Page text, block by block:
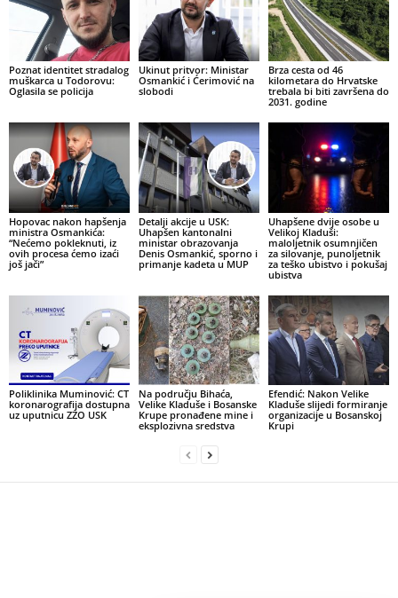
Poznat identitet stradalog
muškarca u Todorovu:
Oglasila se policija
Ukinut pritvor: Ministar
Osmankić i Ćerimović na
slobodi
Brza cesta od 46
kilometara do Hrvatske
trebala bi biti završena do
2031. godine
Hopovac nakon hapšenja
ministra Osmankića:
“Nećemo pokleknuti, iz
ovih procesa ćemo izaći
još jači”
Detalji akcije u USK:
Uhapšen kantonalni
ministar obrazovanja
Denis Osmankić, sporno i
primanje kadeta u MUP
Uhapšene dvije osobe u
Velikoj Kladuši:
maloljetnik osumnjičen
za silovanje, punoljetnik
za teško ubistvo i pokušaj
ubistva
Poliklinika Muminović: CT
koronarografija dostupna
uz uputnicu ZZO USK
Na području Bihaća,
Velike Kladuše i Bosanske
Krupe pronađene mine i
eksplozivna sredstva
Efendić: Nakon Velike
Kladuše slijedi formiranje
organizacije u Bosanskoj
Krupi